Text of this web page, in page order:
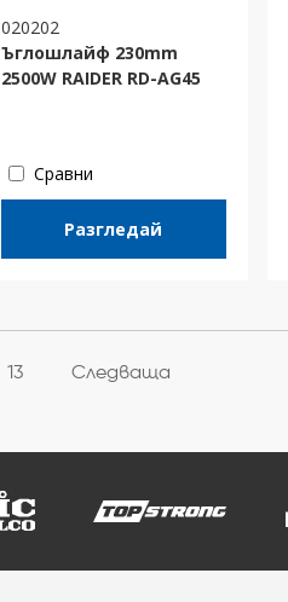
020202
Ъглошлайф 230mm
2500W RAIDER RD-AG45
Сравни
Разгледай
13 Следваща